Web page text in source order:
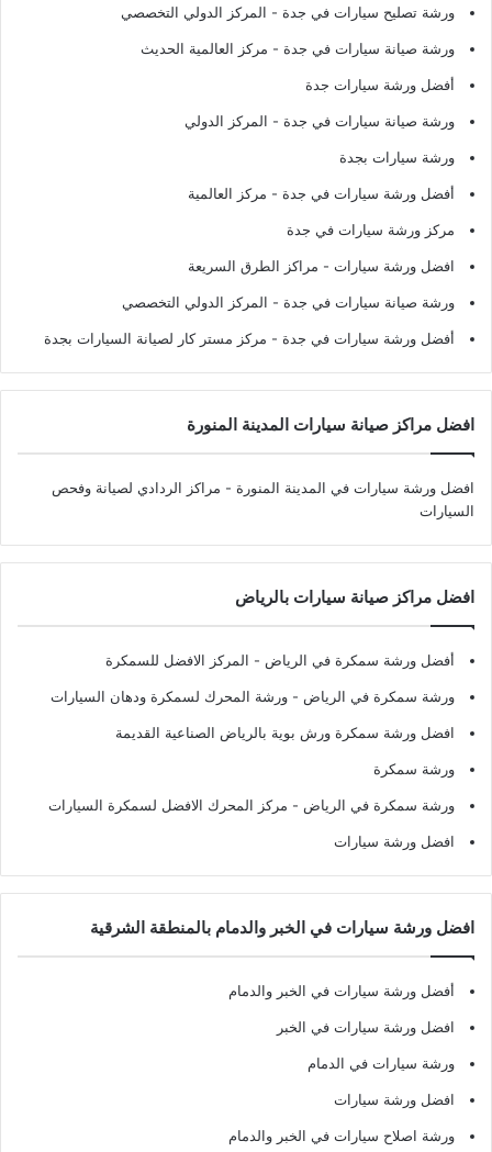
ورشة تصليح سيارات في جدة - المركز الدولي التخصصي
ورشة صيانة سيارات في جدة - مركز العالمية الحديث
أفضل ورشة سيارات جدة
ورشة صيانة سيارات في جدة - المركز الدولي
ورشة سيارات بجدة
أفضل ورشة سيارات في جدة - مركز العالمية
مركز ورشة سيارات في جدة
افضل ورشة سيارات - مراكز الطرق السريعة
ورشة صيانة سيارات في جدة - المركز الدولي التخصصي
أفضل ورشة سيارات في جدة - مركز مستر كار لصيانة السيارات بجدة
افضل مراكز صيانة سيارات المدينة المنورة
افضل ورشة سيارات في المدينة المنورة - مراكز الردادي لصيانة وفحص
السيارات
افضل مراكز صيانة سيارات بالرياض
أفضل ورشة سمكرة في الرياض - المركز الافضل للسمكرة
ورشة سمكرة في الرياض - ورشة المحرك لسمكرة ودهان السيارات
افضل ورشة سمكرة ورش بوية بالرياض الصناعية القديمة
ورشة سمكرة
ورشة سمكرة في الرياض - مركز المحرك الافضل لسمكرة السيارات
افضل ورشة سيارات
افضل ورشة سيارات في الخبر والدمام بالمنطقة الشرقية
أفضل ورشة سيارات في الخبر والدمام
افضل ورشة سيارات في الخبر
ورشة سيارات في الدمام
افضل ورشة سيارات
ورشة اصلاح سيارات في الخبر والدمام